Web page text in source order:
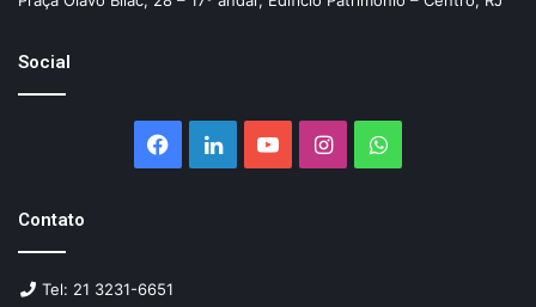
Social
Facebook
LinkedinYouTubeInstagramWhatsApp
Contato
Tel: 21 3231-6651